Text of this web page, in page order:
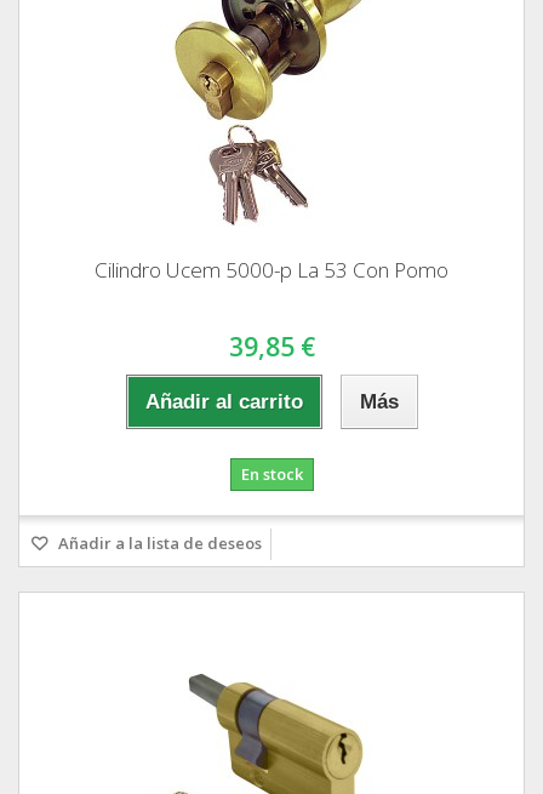
Cilindro Ucem 5000-p La 53 Con Pomo
39,85 €
Añadir al carrito Más
En stock
Añadir a la lista de deseos